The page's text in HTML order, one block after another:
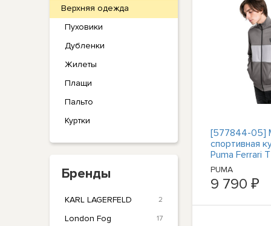
Верхняя одежда
Пуховики
Дубленки
Жилеты
Плащи
Пальто
Куртки
Бренды
KARL LAGERFELD 2
London Fog 17
[577844-05]
спортивная
Puma Ferrari
PUMA
9 790 ₽